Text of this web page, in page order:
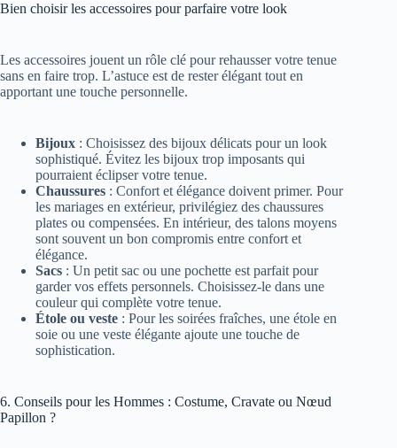
Bien choisir les accessoires pour parfaire votre look
Les accessoires jouent un rôle clé pour rehausser votre tenue
sans en faire trop. L’astuce est de rester élégant tout en
apportant une touche personnelle.
Bijoux : Choisissez des bijoux délicats pour un look
sophistiqué. Évitez les bijoux trop imposants qui
pourraient éclipser votre tenue.
Chaussures : Confort et élégance doivent primer. Pour
les mariages en extérieur, privilégiez des chaussures
plates ou compensées. En intérieur, des talons moyens
sont souvent un bon compromis entre confort et
élégance.
Sacs : Un petit sac ou une pochette est parfait pour
garder vos effets personnels. Choisissez-le dans une
couleur qui complète votre tenue.
Étole ou veste : Pour les soirées fraîches, une étole en
soie ou une veste élégante ajoute une touche de
sophistication.
6. Conseils pour les Hommes : Costume, Cravate ou Nœud
Papillon ?